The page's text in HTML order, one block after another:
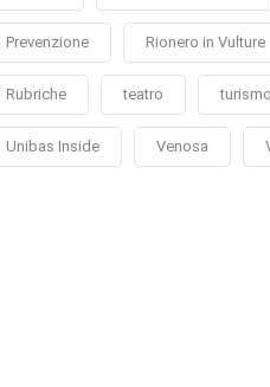
Prevenzione Rionero in Vulture
Rubriche teatro turismo
Unibas Inside Venosa